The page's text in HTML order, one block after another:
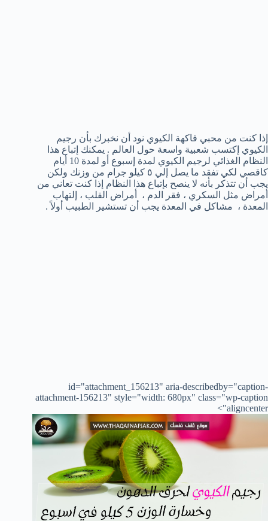
إذا كنت من محبي فاكهة الكيوي نود أن نخبرك بأن رجيم
الكيوي إكتسب شعبية واسعة حول العالم . يمكنك إتباع هذا
النظام الغذائي لرجيم الكيوي لمدة إسبوع أو لمدة 10 أيام
كاقصي لكي تفقد ما يصل إلي ٥ كيلو جرام من وزنك ولكن
يجب أن تتذكر بأنه لا ينصح بإتباع هذا النظام إذا كنت تعاني من
أمراض مثل السكري ، فقر الدم ، أمراض القلب ، إلتهاب
المعدة ، مشاكل في المعدة يجب أن تستشير الطبيب أولاً .
id="attachment_156213" aria-describedby="caption-
attachment-156213" style="width: 680px" class="wp-caption
aligncenter">